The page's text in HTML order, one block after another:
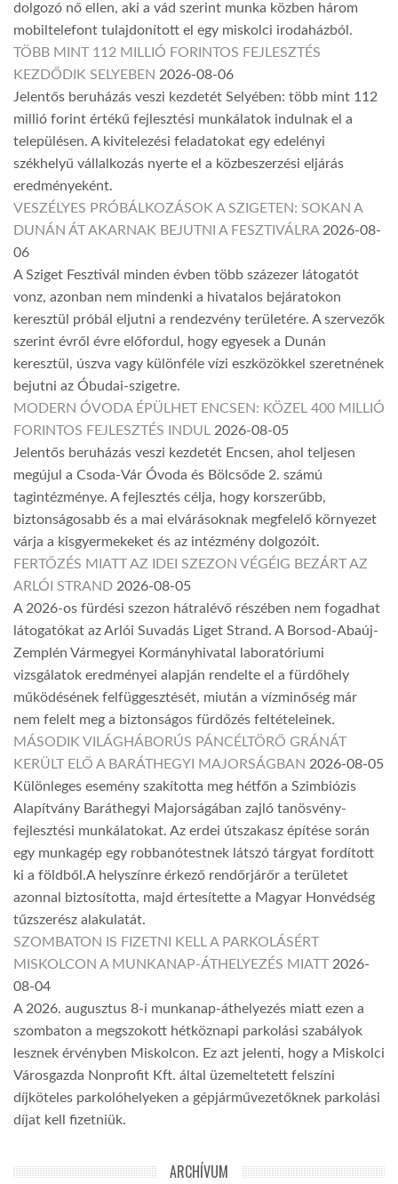
dolgozó nő ellen, aki a vád szerint munka közben három
mobiltelefont tulajdonított el egy miskolci irodaházból.
TÖBB MINT 112 MILLIÓ FORINTOS FEJLESZTÉS
KEZDŐDIK SELYEBEN 2026-08-06
Jelentős beruházás veszi kezdetét Selyében: több mint 112
millió forint értékű fejlesztési munkálatok indulnak el a
településen. A kivitelezési feladatokat egy edelényi
székhelyű vállalkozás nyerte el a közbeszerzési eljárás
eredményeként.
VESZÉLYES PRÓBÁLKOZÁSOK A SZIGETEN: SOKAN A
DUNÁN ÁT AKARNAK BEJUTNI A FESZTIVÁLRA 2026-08-
06
A Sziget Fesztivál minden évben több százezer látogatót
vonz, azonban nem mindenki a hivatalos bejáratokon
keresztül próbál eljutni a rendezvény területére. A szervezők
szerint évről évre előfordul, hogy egyesek a Dunán
keresztül, úszva vagy különféle vízi eszközökkel szeretnének
bejutni az Óbudai-szigetre.
MODERN ÓVODA ÉPÜLHET ENCSEN: KÖZEL 400 MILLIÓ
FORINTOS FEJLESZTÉS INDUL 2026-08-05
Jelentős beruházás veszi kezdetét Encsen, ahol teljesen
megújul a Csoda-Vár Óvoda és Bölcsőde 2. számú
tagintézménye. A fejlesztés célja, hogy korszerűbb,
biztonságosabb és a mai elvárásoknak megfelelő környezet
várja a kisgyermekeket és az intézmény dolgozóit.
FERTŐZÉS MIATT AZ IDEI SZEZON VÉGÉIG BEZÁRT AZ
ARLÓI STRAND 2026-08-05
A 2026-os fürdési szezon hátralévő részében nem fogadhat
látogatókat az Arlói Suvadás Liget Strand. A Borsod-Abaúj-
Zemplén Vármegyei Kormányhivatal laboratóriumi
vizsgálatok eredményei alapján rendelte el a fürdőhely
működésének felfüggesztését, miután a vízminőség már
nem felelt meg a biztonságos fürdőzés feltételeinek.
MÁSODIK VILÁGHÁBORÚS PÁNCÉLTÖRŐ GRÁNÁT
KERÜLT ELŐ A BARÁTHEGYI MAJORSÁGBAN 2026-08-05
Különleges esemény szakította meg hétfőn a Szimbiózis
Alapítvány Baráthegyi Majorságában zajló tanösvény-
fejlesztési munkálatokat. Az erdei útszakasz építése során
egy munkagép egy robbanótestnek látszó tárgyat fordított
ki a földből.A helyszínre érkező rendőrjárőr a területet
azonnal biztosította, majd értesítette a Magyar Honvédség
tűzszerész alakulatát.
SZOMBATON IS FIZETNI KELL A PARKOLÁSÉRT
MISKOLCON A MUNKANAP-ÁTHELYEZÉS MIATT 2026-
08-04
A 2026. augusztus 8-i munkanap-áthelyezés miatt ezen a
szombaton a megszokott hétköznapi parkolási szabályok
lesznek érvényben Miskolcon. Ez azt jelenti, hogy a Miskolci
Városgazda Nonprofit Kft. által üzemeltetett felszíni
díjköteles parkolóhelyeken a gépjárművezetőknek parkolási
díjat kell fizetniük.
ARCHÍVUM